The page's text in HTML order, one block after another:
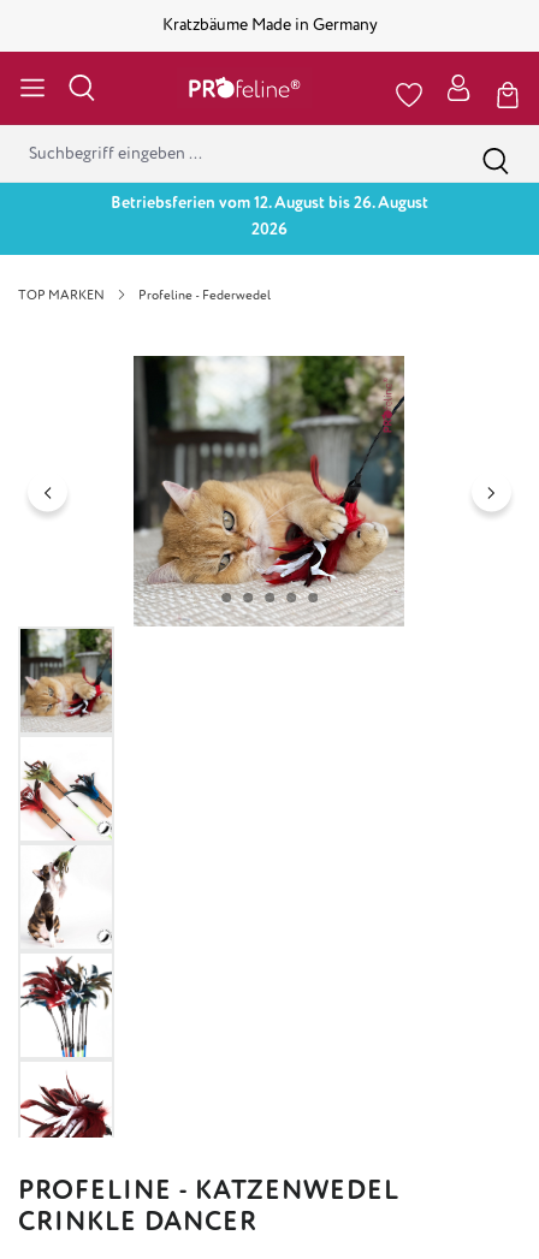
Kratzbäume Made in Germany
Betriebsferien vom 12. August bis 26. August
2026
TOP MARKEN Profeline - Federwedel
Bildergalerie überspringen
PROFELINE - KATZENWEDEL
CRINKLE DANCER